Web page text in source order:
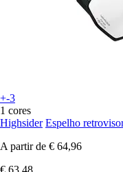
+-3
1 cores
Highsider Espelho
A partir de € 64,96
€ 63,48